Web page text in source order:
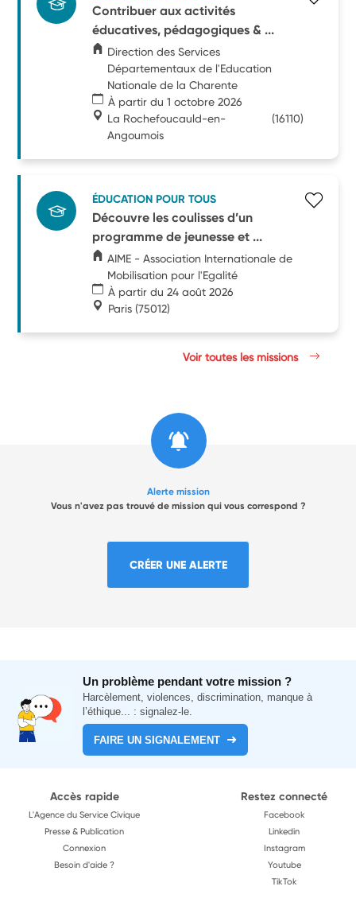
Contribuer aux activités
éducatives, pédagogiques & ...
Direction des Services
Départementaux de l'Education
Nationale de la Charente
À partir du 1 octobre 2026
La Rochefoucauld-en-
Angoumois
(16110)
ÉDUCATION POUR TOUS
Découvre les coulisses d’un
programme de jeunesse et ...
AIME - Association Internationale de
Mobilisation pour l'Egalité
À partir du 24 août 2026
Paris (75012)
Voir toutes les missions
Alerte mission
Vous n'avez pas trouvé de mission qui vous correspond ?
CRÉER UNE ALERTE
Un problème pendant votre mission ?
Harcèlement, violences, discrimination, manque à
l’éthique... : signalez-le.
FAIRE UN SIGNALEMENT
Accès rapide
L'Agence du Service Civique
Presse & Publication
Connexion
Besoin d'aide ?
Restez connecté
Facebook
Linkedin
Instagram
Youtube
TikTok